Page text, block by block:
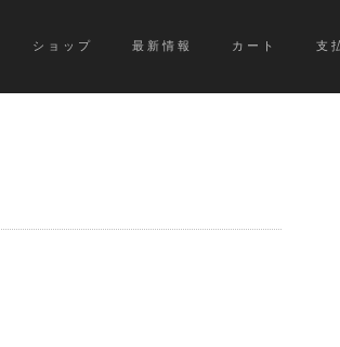
ショップ 最新情報 カート 支